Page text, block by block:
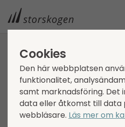
STORSKOGEN
STORSKOGEN
Storskogen
Delér Måleri
Cookies
Den här webbplatsen
funktionalitet,
samt marknadsföring. Det
data eller åtkomst till data
webbläsare. Läs mer om